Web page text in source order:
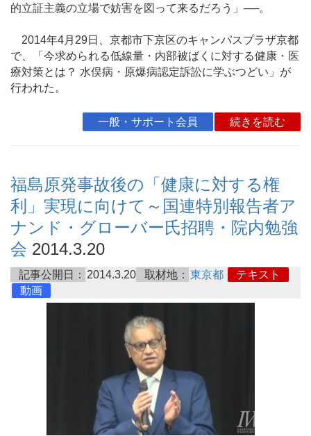
的立証主義の立場で妨害を図って来るだろう」──。
2014年4月29日、京都市下京区のキャンパスプラザ京都
で、「今求められる低線量・内部被ばくに対する健康・医
療対策とは？ 水俣病・原爆病認定訴訟に学ぶつどい」が
行われた。
一般・サポート会員 続きを読む
福島原発事故後の「健康に対する権
利」実現に向けて～国連特別報告者ア
ナンド・グローバー氏招聘・院内勉強
会 2014.3.20
記事公開日： 2014.3.20 取材地： 東京都
テキスト
動画